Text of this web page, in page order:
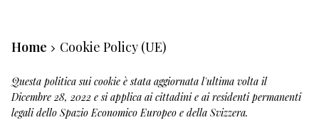
Home Cookie Policy (UE)
Questa politica sui cookie è stata aggiornata l'ultima volta il
Dicembre 28, 2022 e si applica ai cittadini e ai residenti permanenti
legali dello Spazio Economico Europeo e della Svizzera.